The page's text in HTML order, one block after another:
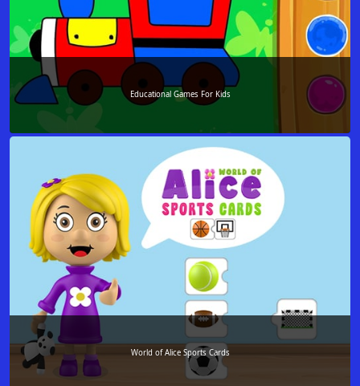
Educational Games For Kids
World of Alice Sports Cards